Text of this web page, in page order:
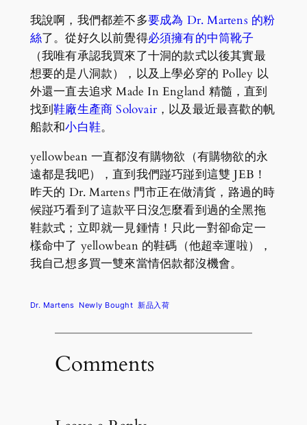
我說啊，我們都差不多要成為 Dr. Martens 的粉
絲了。從好久以前覺得必須擁有的中筒靴子
（我唯有承認我買來了十洞的款式以後其實最
想要的是八洞款），以及上學必穿的 Polley 以
外還一直去追求 Made In England 精髓，直到
找到鞋廠生產商 Solovair ，以及最近最喜歡的帆
船款和小白鞋。
yellowbean 一直都沒有購物欲（有購物欲的永
遠都是我吧），直到我們踫巧踫到這雙 JEB！
昨天的 Dr. Martens 門市正在做清貨，路過的時
候踫巧看到了這款平日沒怎麼看到過的全黑拖
鞋款式；立即就一見鍾情！只此一對卻命定一
樣命中了 yellowbean 的鞋碼（他超幸運啦），
我自己想多買一雙來當情侶款都沒機會。
Dr. Martens Newly Bought 新品入荷
Comments